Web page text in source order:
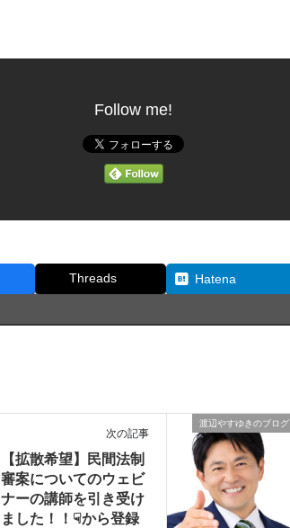
Follow me!
Threads Hatena
渡辺やすゆきのブログ
次の記事
【拡散希望】民間法制
審案についてのウェビ
ナーの講師を引き受け
ました！！☟から登録